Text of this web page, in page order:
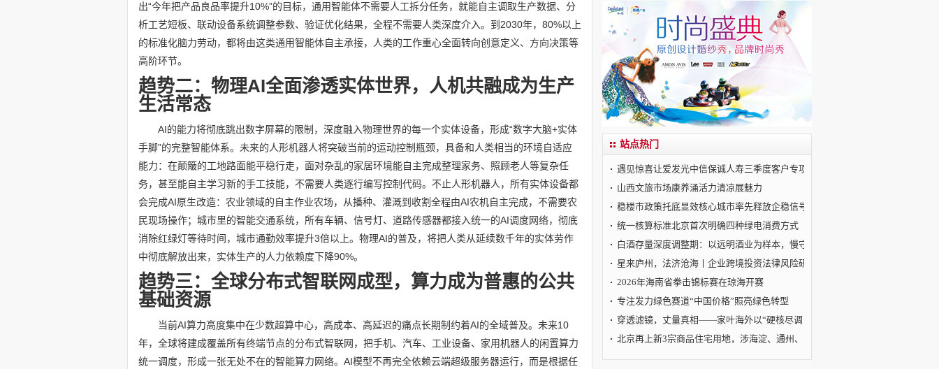
出“今年把产品良品率提升10%”的目标，通用智能体不需要人工拆分任务，就能自主调取生产数据、分
析工艺短板、联动设备系统调整参数、验证优化结果，全程不需要人类深度介入。到2030年，80%以上
的标准化脑力劳动，都将由这类通用智能体自主承接，人类的工作重心全面转向创意定义、方向决策等
高阶环节。
趋势二：物理AI全面渗透实体世界，人机共融成为生产
生活常态
AI的能力将彻底跳出数字屏幕的限制，深度融入物理世界的每一个实体设备，形成“数字大脑+实体
手脚”的完整智能体系。未来的人形机器人将突破当前的运动控制瓶颈，具备和人类相当的环境自适应
能力：在颠簸的工地路面能平稳行走，面对杂乱的家居环境能自主完成整理家务、照顾老人等复杂任
务，甚至能自主学习新的手工技能，不需要人类逐行编写控制代码。不止人形机器人，所有实体设备都
会完成AI原生改造：农业领域的自主作业农场，从播种、灌溉到收割全程由AI农机自主完成，不需要农
民现场操作；城市里的智能交通系统，所有车辆、信号灯、道路传感器都接入统一的AI调度网络，彻底
消除红绿灯等待时间，城市通勤效率提升3倍以上。物理AI的普及，将把人类从延续数千年的实体劳作
中彻底解放出来，实体生产的人力依赖度下降90%。
趋势三：全球分布式智联网成型，算力成为普惠的公共
基础资源
当前AI算力高度集中在少数超算中心，高成本、高延迟的痛点长期制约着AI的全域普及。未来10
年，全球将建成覆盖所有终端节点的分布式智联网，把手机、汽车、工业设备、家用机器人的闲置算力
统一调度，形成一张无处不在的智能算力网络。AI模型不再完全依赖云端超级服务器运行，而是根据任
站点热门
遇见惊喜让爱发光中信保诚人寿三季度客户专项
山西文旅市场康养涌活力清凉展魅力
稳楼市政策托底显效核心城市率先释放企稳信号
统一核算标准北京首次明确四种绿电消费方式
白酒存量深度调整期：以远明酒业为样本，慢守
星来庐州，法济沧海丨企业跨境投资法律风险研
2026年海南省拳击锦标赛在琼海开赛
专注发力绿色赛道“中国价格”照亮绿色转型
穿透滤镜，丈量真相——家叶海外以“硬核尽调
北京再上新3宗商品住宅用地，涉海淀、通州、